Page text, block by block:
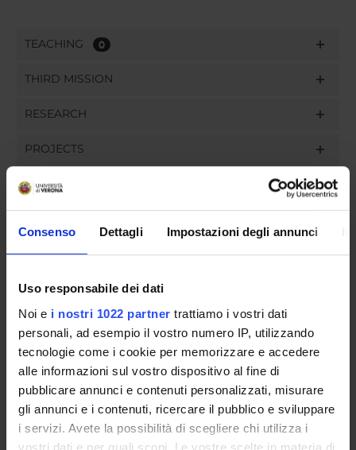
Consenso Dettagli Impostazioni degli annunci
Uso responsabile dei dati
Noi e i nostri 1022 partner trattiamo i vostri dati
personali, ad esempio il vostro numero IP, utilizzando
tecnologie come i cookie per memorizzare e accedere
alle informazioni sul vostro dispositivo al fine di
pubblicare annunci e contenuti personalizzati, misurare
gli annunci e i contenuti, ricercare il pubblico e sviluppare
i servizi. Avete la possibilità di scegliere chi utilizza i
vostri dati e per quali scopi. Le vostre scelte in materia di
TEACHING 0
THIRD MISSION
RESEARCH
PROJECTS
ASSIGNMENTS
COMMITTEES
DEPARTMENT ADMINISTRATION OFFICES
STUDENT ADMINISTRATION OFFICES